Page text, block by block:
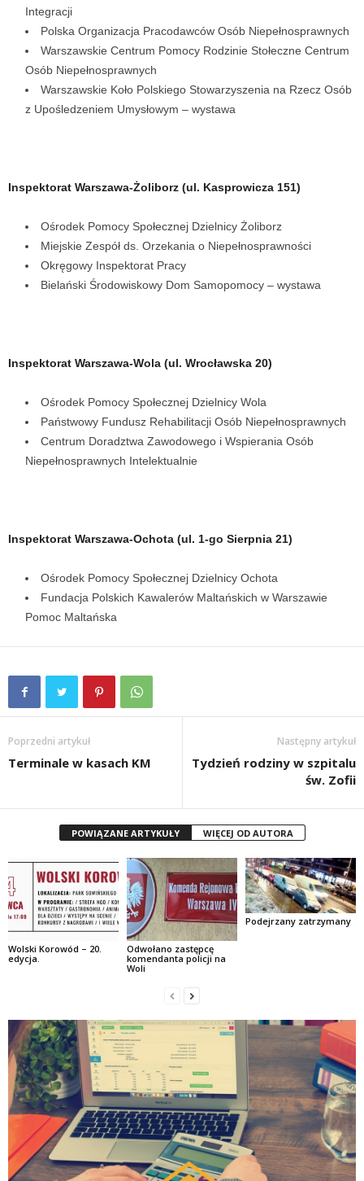
Integracji
Polska Organizacja Pracodawców Osób Niepełnosprawnych
Warszawskie Centrum Pomocy Rodzinie Stołeczne Centrum
Osób Niepełnosprawnych
Warszawskie Koło Polskiego Stowarzyszenia na Rzecz Osób
z Upośledzeniem Umysłowym – wystawa
Inspektorat Warszawa-Żoliborz (ul. Kasprowicza 151)
Ośrodek Pomocy Społecznej Dzielnicy Żoliborz
Miejskie Zespół ds. Orzekania o Niepełnosprawności
Okręgowy Inspektorat Pracy
Bielański Środowiskowy Dom Samopomocy – wystawa
Inspektorat Warszawa-Wola (ul. Wrocławska 20)
Ośrodek Pomocy Społecznej Dzielnicy Wola
Państwowy Fundusz Rehabilitacji Osób Niepełnosprawnych
Centrum Doradztwa Zawodowego i Wspierania Osób
Niepełnosprawnych Intelektualnie
Inspektorat Warszawa-Ochota (ul. 1-go Sierpnia 21)
Ośrodek Pomocy Społecznej Dzielnicy Ochota
Fundacja Polskich Kawalerów Maltańskich w Warszawie
Pomoc Maltańska
Poprzedni artykuł
Terminale w kasach KM
Następny artykuł
Tydzień rodziny w szpitalu
św. Zofii
POWIĄZANE ARTYKUŁY WIĘCEJ OD AUTORA
Wolski Korowód – 20.
edycja.
Odwołano zastępcę
komendanta policji na
Woli
Podejrzany zatrzymany